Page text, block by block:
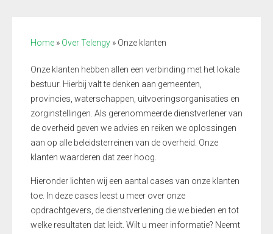
Home » Over Telengy » Onze klanten
Onze klanten hebben allen een verbinding met het lokale
bestuur. Hierbij valt te denken aan gemeenten,
provincies, waterschappen, uitvoeringsorganisaties en
zorginstellingen. Als gerenommeerde dienstverlener van
de overheid geven we advies en reiken we oplossingen
aan op alle beleidsterreinen van de overheid. Onze
klanten waarderen dat zeer hoog.
Hieronder lichten wij een aantal cases van onze klanten
toe. In deze cases leest u meer over onze
opdrachtgevers, de dienstverlening die we bieden en tot
welke resultaten dat leidt. Wilt u meer informatie? Neemt